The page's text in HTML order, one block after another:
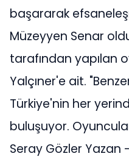
başararak
Müzeyyen Senar
tarafından yapılan
Yalçıner'e ait.
Türkiye'nin her
buluşuyor.
Seray Gözler Yazan